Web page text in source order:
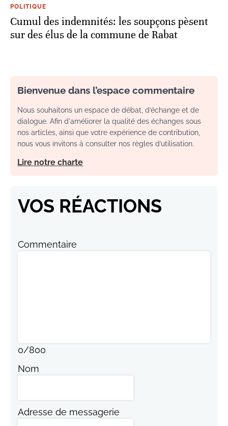
POLITIQUE
Cumul des indemnités: les soupçons pèsent
sur des élus de la commune de Rabat
Bienvenue dans l’espace commentaire
Nous souhaitons un espace de débat, d’échange et de
dialogue. Afin d'améliorer la qualité des échanges sous
nos articles, ainsi que votre expérience de contribution,
nous vous invitons à consulter nos règles d’utilisation.
Lire notre charte
VOS RÉACTIONS
Commentaire
0/800
Nom
Adresse de messagerie